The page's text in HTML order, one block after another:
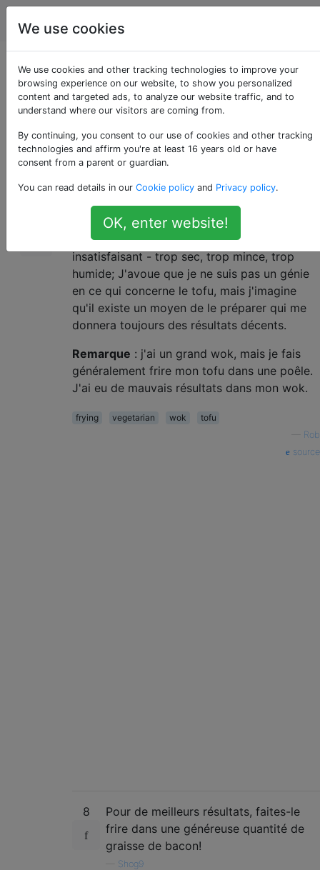
Cuisine
Comment faire frire le
tofu?
12
J'adore le tofu frit, mais je ne veux pas avoir
servir!).
J'ai essayé quelques techniques différentes
pour faire frire du tofu, mais il sort toujours
insatisfaisant - trop sec, trop mince, trop
humide; J'avoue que je ne suis pas un génie
en ce qui concerne le tofu, mais j'imagine
qu'il existe un moyen de le préparer qui me
donnera toujours des résultats décents.
Remarque : j'ai un grand wok, mais je fais
généralement frire mon tofu dans une poêle.
J'ai eu de mauvais résultats dans mon wok.
frying vegetarian wok
tofu
Rob
source
8
Pour de meilleurs résultats, faites-le
frire dans une généreuse quantité de
graisse de bacon!
Shog9
We use cookies
We use cookies and other tracking technologies to improve your
browsing experience on our website, to show you personalized
content and targeted ads, to analyze our website traffic, and to
understand where our visitors are coming from.
By continuing, you consent to our use of cookies and other tracking
technologies and affirm you're at least 16 years old or have
consent from a parent or guardian.
You can read details in our Cookie policy and Privacy policy.
OK, enter website!